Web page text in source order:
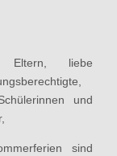
Eltern, liebe
und
sind